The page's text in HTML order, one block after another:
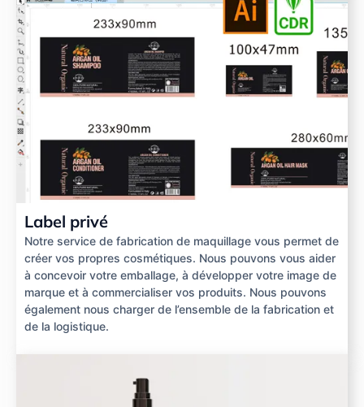
Label privé
Notre service de fabrication de maquillage vous permet de
créer vos propres cosmétiques. Nous pouvons vous aider
à concevoir votre emballage, à développer votre image de
marque et à commercialiser vos produits. Nous pouvons
également nous charger de l’ensemble de la fabrication et
de la logistique.